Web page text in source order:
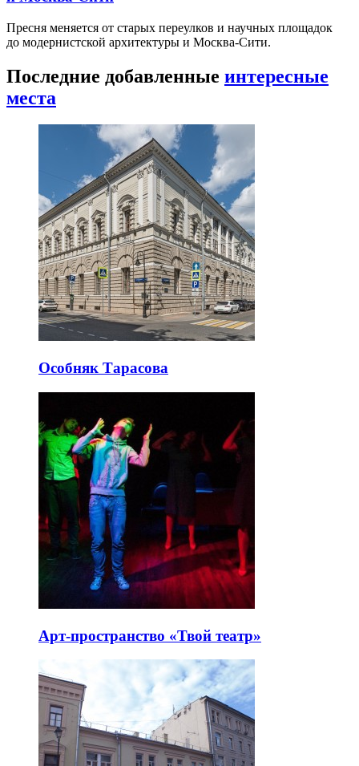
Пресня меняется от старых переулков и научных площадок
до модернистской архитектуры и Москва-Сити.
Последние добавленные интересные
места
Особняк Тарасова
Арт-пространство «Твой театр»